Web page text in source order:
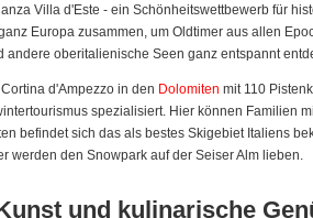
Villa d'Este - ein Schönheitswettbewerb für
Europa zusammen, um Oldtimer aus allen
oberitalienische Seen ganz entspannt
d'Ampezzo in den Dolomiten mit 110
spezialisiert. Hier können Familien
befindet sich das als bestes Skigebiet Italiens
werden den Snowpark auf der Seiser Alm lieben.
und kulinarische